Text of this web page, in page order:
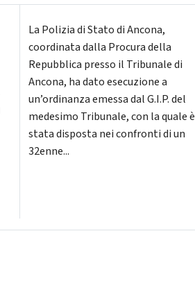
La Polizia di Stato di Ancona,
coordinata dalla Procura della
Repubblica presso il Tribunale di
Ancona, ha dato esecuzione a
un’ordinanza emessa dal G.I.P. del
medesimo Tribunale, con la quale è
stata disposta nei confronti di un
32enne...